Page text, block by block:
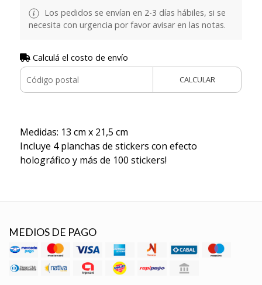
Los pedidos se envían en 2-3 días hábiles, si se
necesita con urgencia por favor avisar en las notas.
Calculá el costo de envío
CALCULAR
Medidas: 13 cm x 21,5 cm
Incluye 4 planchas de stickers con efecto
holográfico y más de 100 stickers!
MEDIOS DE PAGO